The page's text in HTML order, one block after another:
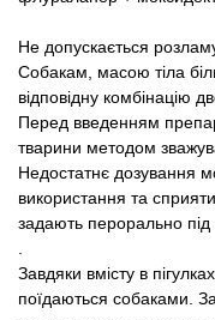
Не допускається
Собакам, масою тіла
відповідну комбінацію
Перед введенням
тварини методом
Недостатнє дозування
використання та
задають перорально під
Завдяки вмісту в
поїдаються собаками.